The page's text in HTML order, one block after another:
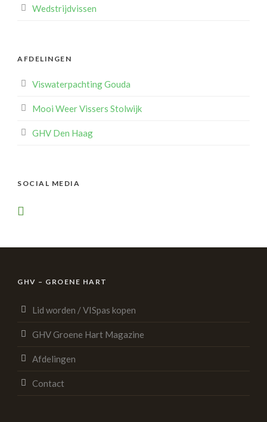
Wedstrijdvissen
AFDELINGEN
Viswaterpachting Gouda
Mooi Weer Vissers Stolwijk
GHV Den Haag
SOCIAL MEDIA
GHV – GROENE HART
Lid worden / VISpas kopen
GHV Groene Hart Magazine
Afdelingen
Contact